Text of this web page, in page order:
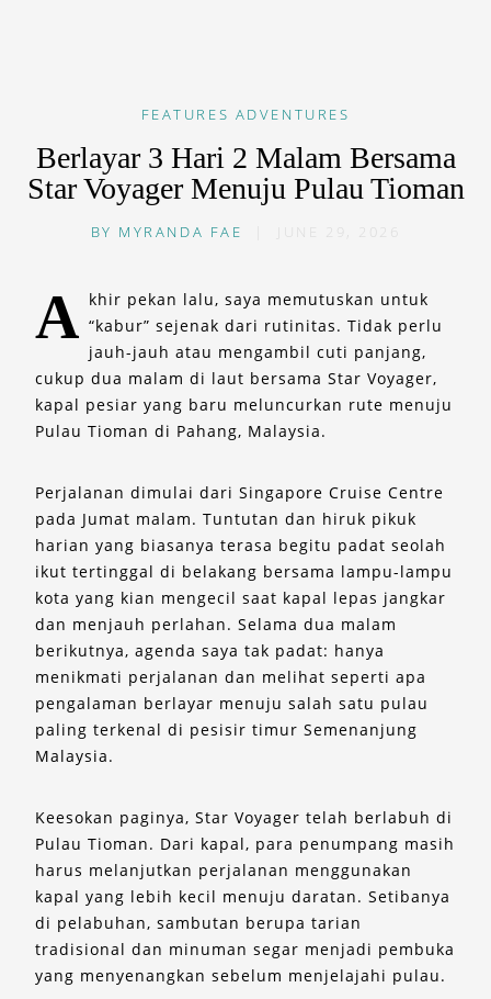
FEATURES ADVENTURES
Berlayar 3 Hari 2 Malam Bersama
Star Voyager Menuju Pulau Tioman
BY MYRANDA FAE JUNE 29, 2026
A khir pekan lalu, saya memutuskan untuk
“kabur” sejenak dari rutinitas. Tidak perlu
jauh-jauh atau mengambil cuti panjang,
cukup dua malam di laut bersama Star Voyager,
kapal pesiar yang baru meluncurkan rute menuju
Pulau Tioman di Pahang, Malaysia.
Perjalanan dimulai dari Singapore Cruise Centre
pada Jumat malam. Tuntutan dan hiruk pikuk
harian yang biasanya terasa begitu padat seolah
ikut tertinggal di belakang bersama lampu-lampu
kota yang kian mengecil saat kapal lepas jangkar
dan menjauh perlahan. Selama dua malam
berikutnya, agenda saya tak padat: hanya
menikmati perjalanan dan melihat seperti apa
pengalaman berlayar menuju salah satu pulau
paling terkenal di pesisir timur Semenanjung
Malaysia.
Keesokan paginya, Star Voyager telah berlabuh di
Pulau Tioman. Dari kapal, para penumpang masih
harus melanjutkan perjalanan menggunakan
kapal yang lebih kecil menuju daratan. Setibanya
di pelabuhan, sambutan berupa tarian
tradisional dan minuman segar menjadi pembuka
yang menyenangkan sebelum menjelajahi pulau.